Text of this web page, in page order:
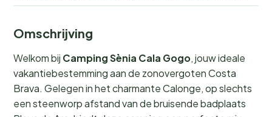
Omschrijving
Welkom bij Camping Sènia Cala Gogo, jouw ideale
vakantiebestemming aan de zonovergoten Costa
Brava. Gelegen in het charmante Calonge, op slechts
een steenworp afstand van de bruisende badplaats